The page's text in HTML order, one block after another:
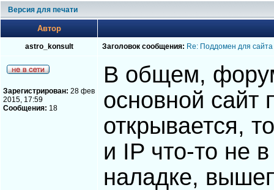
Версия для печати
Автор
astro_konsult Заголовок сообщения: Re: Поддомен для сайта
Зарегистрирован: 28 фев
2015, 17:59
Сообщения: 18
В общем,
основной сайт
открывается,
и IP что-то не
наладке,